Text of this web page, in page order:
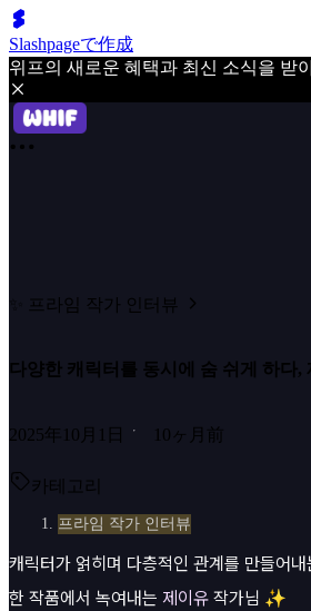
Slashpageで作成
위프의 새로운 혜택과 최신 소식을 받
✨ 프라임 작가 인터뷰
다양한 캐릭터를 동시에 숨 쉬게 하다,
2025年10月1日 10ヶ月前
카테고리
프라임 작가 인터뷰
캐릭터가 얽히며 다층적인 관계를 만들어내
한 작품에서 녹여내는 제이유 작가님 ✨